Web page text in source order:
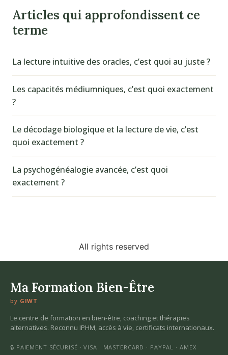
Articles qui approfondissent ce
terme
La lecture intuitive des oracles, c’est quoi au juste ?
Les capacités médiumniques, c’est quoi exactement
?
Le décodage biologique et la lecture de vie, c’est
quoi exactement ?
La psychogénéalogie avancée, c’est quoi
exactement ?
All rights reserved
Ma Formation Bien-Être
by GIWT
Le centre de formation en bien-être, coaching et thérapies
alternatives. Reconnu IPHM, accès à vie, certificats internationaux.
🔒 PAIEMENT SÉCURISÉ · VISA · MASTERCARD · PAYPAL · AMEX